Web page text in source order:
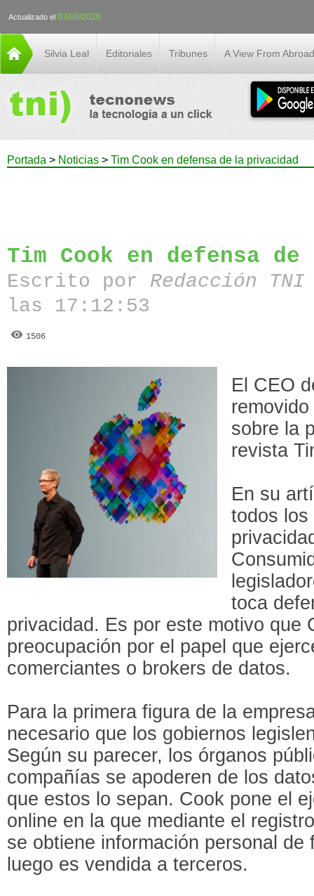
Actualizado el 03/08/2026
Silvia Leal Editoriales Tribunes A View From Abroad
Portada > Noticias > Tim Cook en defensa de la privacidad
Tim Cook en defensa
Escrito por Redacción
las 17:12:53
1506
El CEO
sobre la
revista
En su
todos los
toca
privacidad. Es por este motivo que
preocupación por el papel que
comerciantes o brokers de datos.
Para la primera figura de la
necesario que los gobiernos
Según su parecer, los órganos
compañías se apoderen de los
que estos lo sepan. Cook pone el
online en la que mediante el
se obtiene información personal de
luego es vendida a terceros.